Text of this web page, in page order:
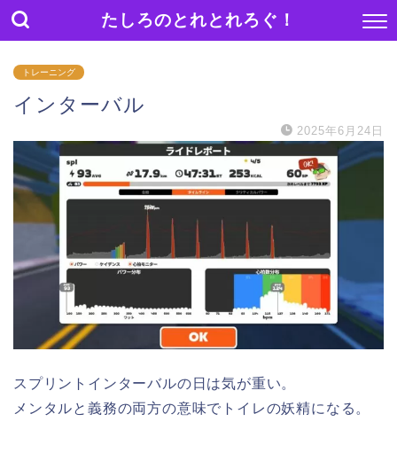
たしろのとれとれろぐ！
トレーニング
インターバル
2025年6月24日
スプリントインターバルの日は気が重い。
メンタルと義務の両方の意味でトイレの妖精になる。